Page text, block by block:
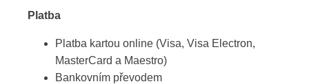
Platba
Platba kartou online (Visa, Visa Electron,
MasterCard a Maestro)
Bankovním převodem